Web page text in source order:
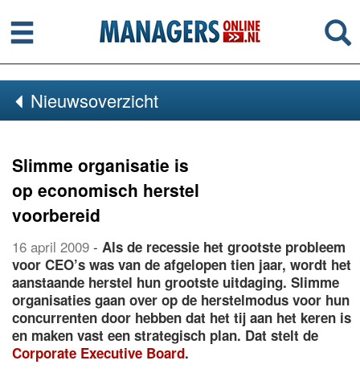
Menu
Nieuwsoverzicht
Slimme organisatie is
op economisch herstel
voorbereid
16 april 2009 - Als de recessie het grootste probleem
voor CEO’s was van de afgelopen tien jaar, wordt het
aanstaande herstel hun grootste uitdaging. Slimme
organisaties gaan over op de herstelmodus voor hun
concurrenten door hebben dat het tij aan het keren is
en maken vast een strategisch plan. Dat stelt de
Corporate Executive Board.